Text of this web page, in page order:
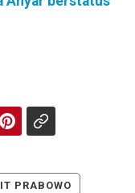
PRABOWO